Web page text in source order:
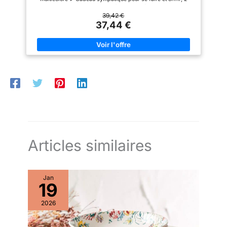
CÉRAMIQUE PLUS ÉPAIS ★ Comptatible au lave-vaisselle ,
micro-ondes; service de table assorti parfait pour les repas
quotidiens et banquet comme assiette à fruit, dîner, steak, tarte,
soupe ★ FAÏENCE ARTISAT EN MAIN ★ Assiettes couvertes de
la glaçure de haute qualité qui provoquera aucune réaction
chimique avec les aliments, ni se décolora ★ MARQUE
combinaisons multiples pour satisfaire la diversité des
39,42 €
37,44 €
Articles similaires
Jan
19
2026